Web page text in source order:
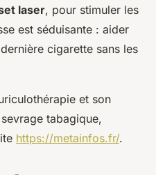
laser, pour stimuler les
est séduisante : aider
cigarette sans les
et son
tabagique,
https://metainfos.fr/.